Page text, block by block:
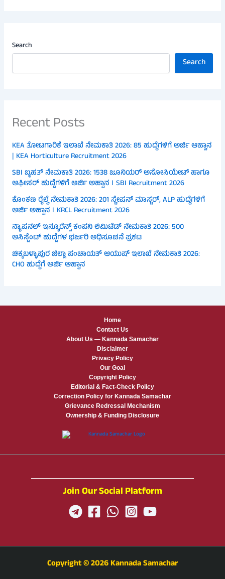
Search
Search
Recent Posts
KEA ತೋಟಗಾರಿಕೆ ಇಲಾಖೆ ನೇಮಕಾತಿ 2026: 85 ಹುದ್ದೆಗಳಿಗೆ ಅರ್ಜಿ ಆಹ್ವಾನ
| KEA Horticulture Recruitment 2026
SBI ಬೃಹತ್ ನೇಮಕಾತಿ 2026: 1538 ಜೂನಿಯರ್ ಅಸೋಸಿಯೇಟ್ ಹಾಗೂ
ಆಫೀಸರ್ ಹುದ್ದೆಗಳಿಗೆ ಅರ್ಜಿ ಅಹ್ವಾನ । SBI Recruitment 2026
ಕೊಂಕಣ ರೈಲ್ವೆ ನೇಮಕಾತಿ 2026: 201 ಸ್ಟೇಷನ್ ಮಾಸ್ಟರ್, ALP ಹುದ್ದೆಗಳಿಗೆ
ಅರ್ಜಿ ಅಹ್ವಾನ । KRCL Recruitment 2026
ನ್ಯಾಷನಲ್ ಇನ್ಶೂರೆನ್ಸ್ ಕಂಪನಿ ಲಿಮಿಟೆಡ್ ನೇಮಕಾತಿ 2026: 500
ಅಸಿಸ್ಟೆಂಟ್ ಹುದ್ದೆಗಳ ಭರ್ಜರಿ ಅಧಿಸೂಚನೆ ಪ್ರಕಟ
ಚಿಕ್ಕಬಳ್ಳಾಪುರ ಜಿಲ್ಲಾ ಪಂಚಾಯತ್ ಆಯುಷ್ ಇಲಾಖೆ ನೇಮಕಾತಿ 2026:
CHO ಹುದ್ದೆಗೆ ಅರ್ಜಿ ಆಹ್ವಾನ
Home
Contact Us
About Us — Kannada Samachar
Disclaimer
Privacy Policy
Our Goal
Copyright Policy
Editorial & Fact-Check Policy
Correction Policy for Kannada Samachar
Grievance Redressal Mechanism
Ownership & Funding Disclosure
Join Our Social Platform
Copyright © 2026 Kannada Samachar